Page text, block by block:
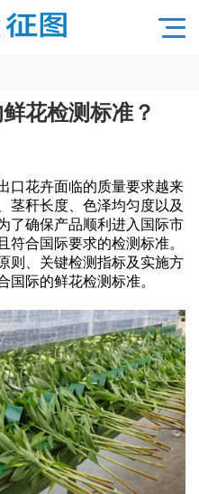
花检测标准？
口花卉面临的质量要求越来
茎秆长度、色泽均匀度以及
了确保产品顺利进入国际市
符合国际要求的检测标准。
则、关键检测指标及实施方
国际的鲜花检测标准。